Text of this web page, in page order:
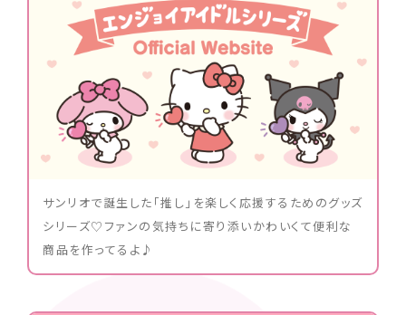
サンリオで誕生した｢推し｣を楽しく応援するためのグッズ
シリーズ♡ファンの気持ちに寄り添いかわいくて便利な
商品を作ってるよ♪